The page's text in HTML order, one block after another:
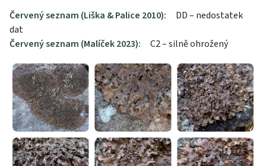
Červený seznam (Liška & Palice 2010):
DD – nedostatek
dat
Červený seznam (Malíček 2023):
C2 – silně ohrožený